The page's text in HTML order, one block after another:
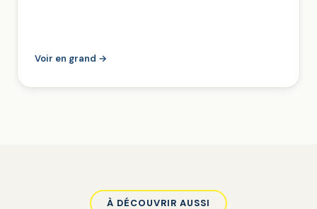
Voir en grand →
À DÉCOUVRIR AUSSI